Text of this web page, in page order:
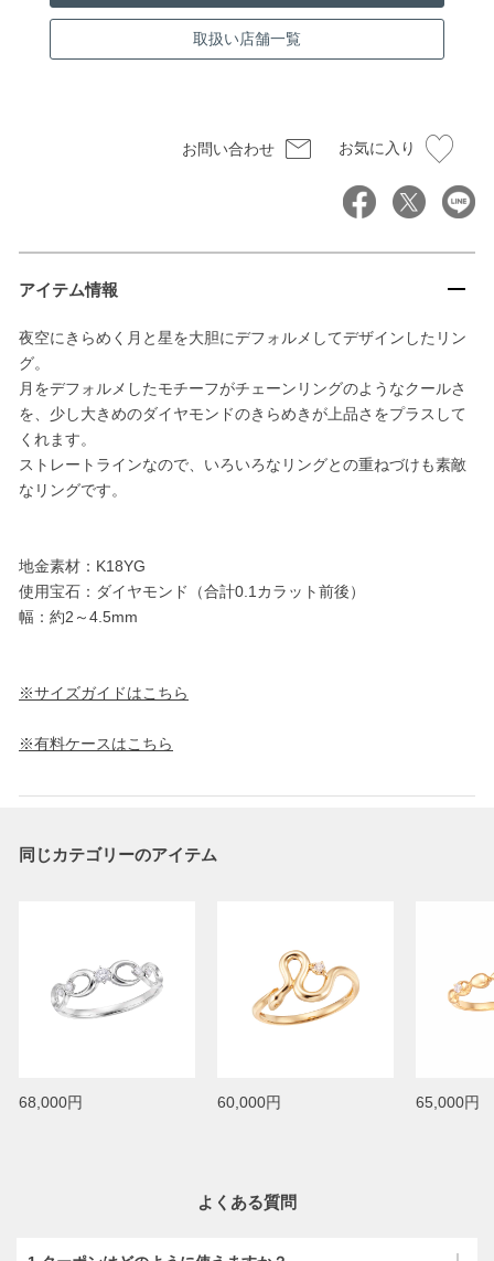
取扱い店舗一覧
お問い合わせ お気に入り
アイテム情報
夜空にきらめく月と星を大胆にデフォルメしてデザインしたリン
グ。
月をデフォルメしたモチーフがチェーンリングのようなクールさ
を、少し大きめのダイヤモンドのきらめきが上品さをプラスして
くれます。
ストレートラインなので、いろいろなリングとの重ねづけも素敵
なリングです。
地金素材：K18YG
使用宝石：ダイヤモンド（合計0.1カラット前後）
幅：約2～4.5mm
※サイズガイドはこちら
※有料ケースはこちら
同じカテゴリーのアイテム
68,000円 60,000円 65,000円
よくある質問